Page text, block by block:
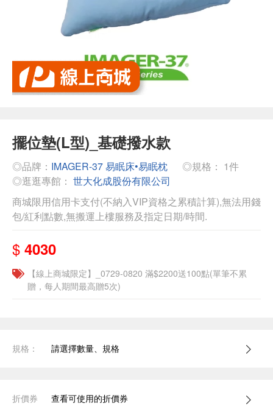
擺位墊(L型)_基礎撥水款
◎品牌： IMAGER-37 易眠床•易眠枕
◎規格： 1件
◎逛逛專館： 世大化成股份有限公司
商城限用信用卡支付(不納入VIP資格之累積計算),無法用錢
包/紅利點數,無搬運上樓服務及指定日期/時間.
$ 4030
【線上商城限定】_0729-0820 滿$2200送100點(單筆不累
贈，每人期間最高贈5次)
規格： 請選擇數量、規格
折價券 查看可使用的折價券